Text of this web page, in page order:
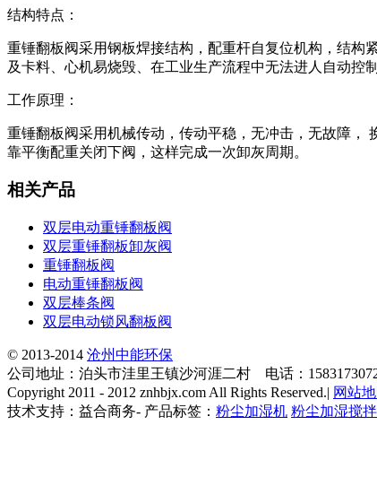
结构特点：
重锤翻板阀采用钢板焊接结构，配重杆自复位机构，结构
及卡料、心机易烧毁、在工业生产流程中无法进人自动控
工作原理：
重锤翻板阀采用机械传动，传动平稳，无冲击，无故障，
靠平衡配重关闭下阀，这样完成一次卸灰周期。
相关产品
双层电动重锤翻板阀
双层重锤翻板卸灰阀
重锤翻板阀
电动重锤翻板阀
双层棒条阀
双层电动锁风翻板阀
© 2013-2014 沧州中能环保
公司地址：泊头市洼里王镇沙河涯二村 电话：
Copyright 2011 - 2012 znhbjx.com All Rights Reserved.| 网站
技术支持：益合商务- 产品标签： 粉尘加湿机 粉尘加湿搅